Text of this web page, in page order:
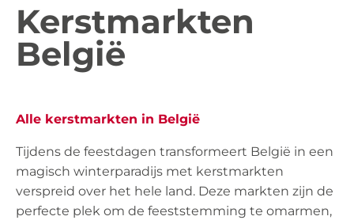
Kerstmarkten
België
Alle kerstmarkten in België
Tijdens de feestdagen transformeert België in een
magisch winterparadijs met kerstmarkten
verspreid over het hele land. Deze markten zijn de
perfecte plek om de feeststemming te omarmen,